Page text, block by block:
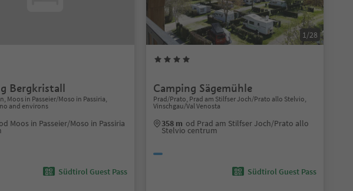
Bergkristall
Moos in Passeier/Moso in Passiria,
and environs
od Moos in Passeier/Moso in Passiria
Südtirol Guest Pass
1/28
Camping Sägemühle
Prad/Prato, Prad am Stilfser Joch/Prato allo Stelvio,
Vinschgau/Val Venosta
358 m od Prad am Stilfser Joch/Prato allo
Stelvio centrum
Südtirol Guest Pass